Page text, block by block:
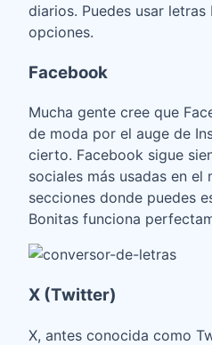
diarios. Puedes usar
opciones.
Facebook
Mucha gente cree que
de moda por el auge de
cierto. Facebook sigue
sociales más usadas en el
secciones donde puedes
Bonitas funciona
X (Twitter)
X, antes conocida como